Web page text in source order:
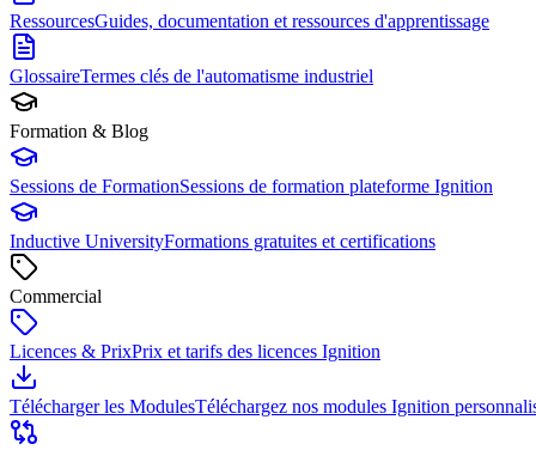
RessourcesGuides, documentation et ressources d'apprentissage
GlossaireTermes clés de l'automatisme industriel
Formation & Blog
Sessions de FormationSessions de formation plateforme Ignition
Inductive UniversityFormations gratuites et certifications
Commercial
Licences & PrixPrix et tarifs des licences Ignition
Télécharger les ModulesTéléchargez nos modules Ignition